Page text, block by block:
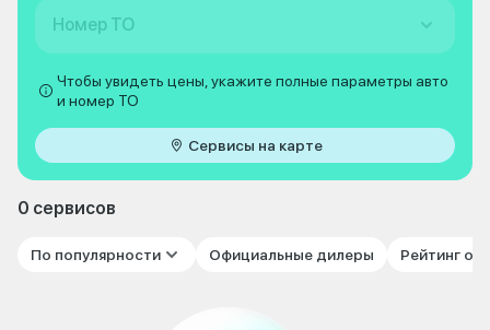
Номер ТО
Чтобы увидеть цены, укажите полные параметры авто
и номер ТО
Сервисы на карте
0 сервисов
По популярности Официальные дилеры Рейтинг